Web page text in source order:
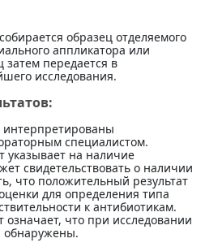
образец отделяемого
аппликатора или
затем передается в
исследования.
интерпретированы
специалистом.
указывает на наличие
свидетельствовать о наличии
что положительный результат
для определения типа
к антибиотикам.
означает, что при исследовании
обнаружены.